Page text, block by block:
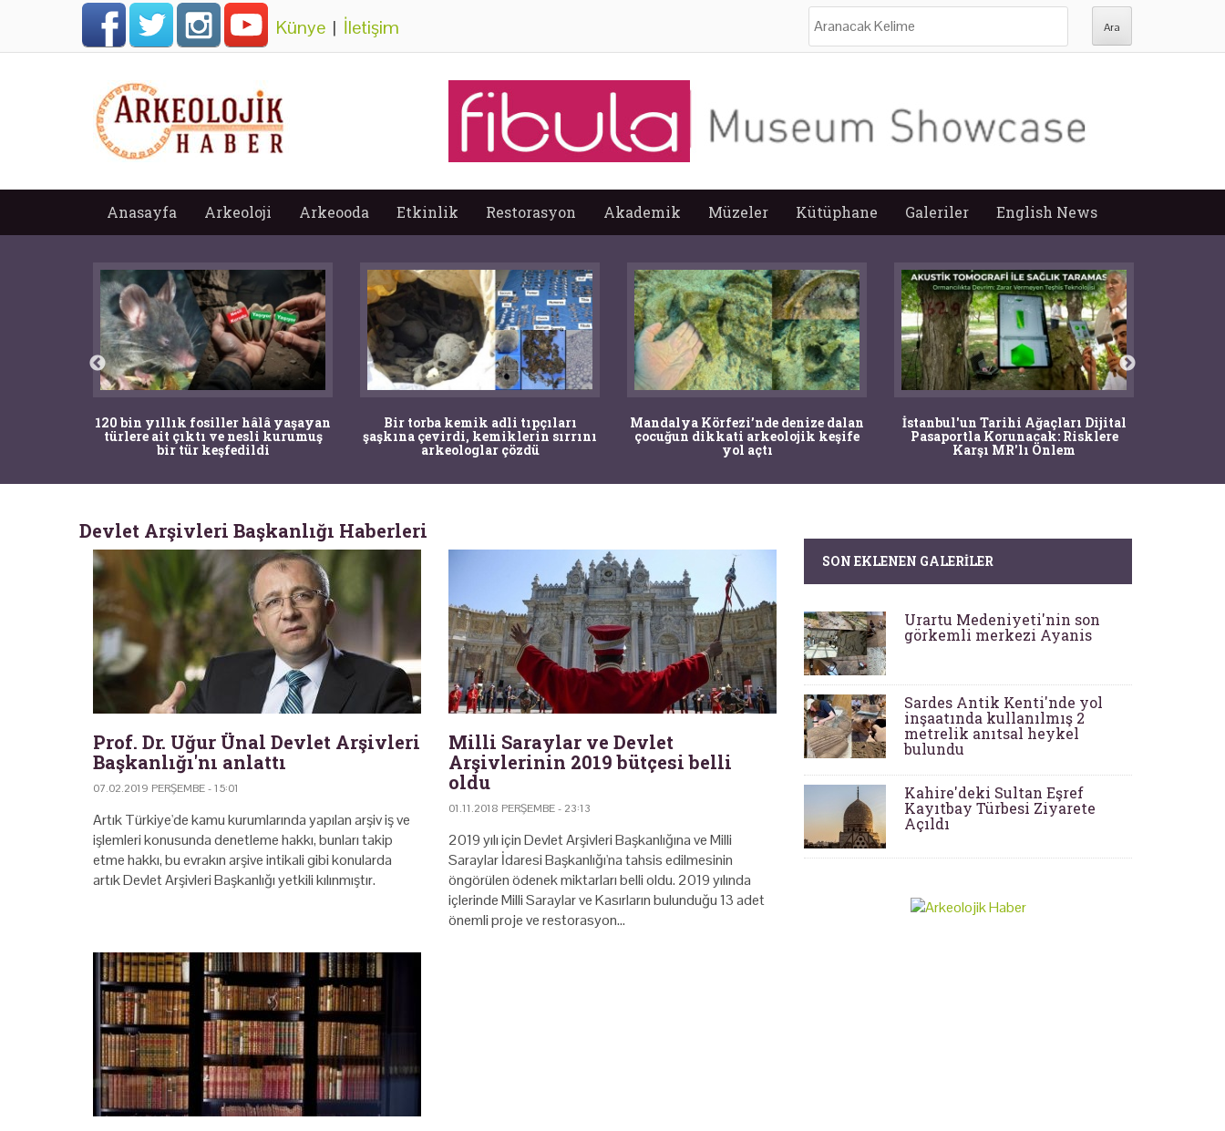
Künye | İletişim
Anasayfa Arkeoloji Arkeooda Etkinlik Restorasyon Akademik Müzeler Kütüphane Galeriler English News
120 bin yıllık fosiller hâlâ yaşayan
türlere ait çıktı ve nesli kurumuş
bir tür keşfedildi
Bir torba kemik adli tıpçıları
şaşkına çevirdi, kemiklerin sırrını
arkeologlar çözdü
Mandalya Körfezi’nde denize dalan
çocuğun dikkati arkeolojik keşife
yol açtı
İstanbul'un Tarihi Ağaçları Dijital
Pasaportla Korunacak: Risklere
Karşı MR'lı Önlem
Devlet Arşivleri Başkanlığı Haberleri
Prof. Dr. Uğur Ünal Devlet Arşivleri
Başkanlığı'nı anlattı
07.02.2019 PERŞEMBE - 15:01
Artık Türkiye'de kamu kurumlarında yapılan arşiv iş ve
işlemleri konusunda denetleme hakkı, bunları takip
etme hakkı, bu evrakın arşive intikali gibi konularda
artık Devlet Arşivleri Başkanlığı yetkili kılınmıştır.
Milli Saraylar ve Devlet
Arşivlerinin 2019 bütçesi belli
oldu
01.11.2018 PERŞEMBE - 23:13
2019 yılı için Devlet Arşivleri Başkanlığına ve Milli
Saraylar İdaresi Başkanlığı'na tahsis edilmesinin
öngörülen ödenek miktarları belli oldu. 2019 yılında
içlerinde Milli Saraylar ve Kasırların bulunduğu 13 adet
önemli proje ve restorasyon…
SON EKLENEN GALERILER
Urartu Medeniyeti'nin son
görkemli merkezi Ayanis
Sardes Antik Kenti'nde yol
inşaatında kullanılmış 2
metrelik anıtsal heykel
bulundu
Kahire'deki Sultan Eşref
Kayıtbay Türbesi Ziyarete
Açıldı